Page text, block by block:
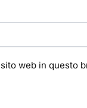
web in questo